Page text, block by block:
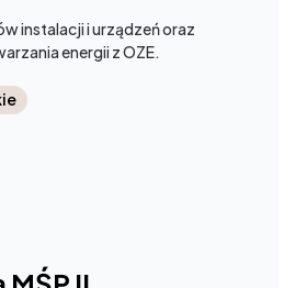
instalacji i urządzeń oraz
energii z OZE.